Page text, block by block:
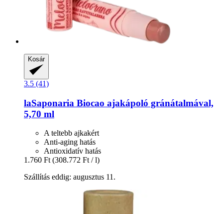
Kosár
3.5 (41)
laSaponaria Biocao ajakápoló gránátalmával,
5,70 ml
A teltebb ajkakért
Anti-aging hatás
Antioxidatív hatás
1.760 Ft (308.772 Ft / l)
Szállítás eddig: augusztus 11.